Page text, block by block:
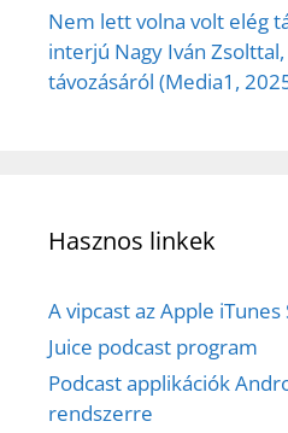
Nem lett volna volt elég
interjú Nagy Iván
távozásáról (Media1,
Hasznos linkek
A vipcast az Apple
Juice podcast program
Podcast applikációk
rendszerre